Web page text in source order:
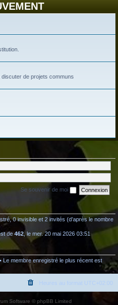
de projets communs
Se souvenir de moi
0 invisible et 2 invités (d’après le nombre
de 462 , le mer. 20 mai 2026 03:51
Le membre enregistré le plus récent est
Heures au format UTC+02:00
Software © phpBB Limited